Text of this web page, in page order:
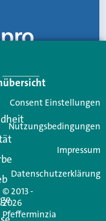
Alles, was
Mit nur einem
© 2013 -
2026
Pfefferminzia
Consent Einstellungen
Nutzungsbedingungen
Impressum
Datenschutzerklärung